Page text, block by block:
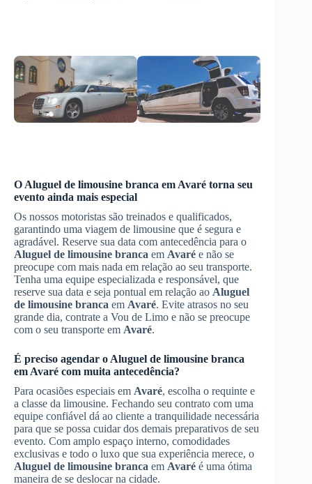
O Aluguel de limousine branca em Avaré torna seu
evento ainda mais especial
Os nossos motoristas são treinados e qualificados,
garantindo uma viagem de limousine que é segura e
agradável. Reserve sua data com antecedência para o
Aluguel de limousine branca em Avaré e não se
preocupe com mais nada em relação ao seu transporte.
Tenha uma equipe especializada e responsável, que
reserve sua data e seja pontual em relação ao Aluguel
de limousine branca em Avaré. Evite atrasos no seu
grande dia, contrate a Vou de Limo e não se preocupe
com o seu transporte em Avaré.
É preciso agendar o Aluguel de limousine branca
em Avaré com muita antecedência?
Para ocasiões especiais em Avaré, escolha o requinte e
a classe da limousine. Fechando seu contrato com uma
equipe confiável dá ao cliente a tranquilidade necessária
para que se possa cuidar dos demais preparativos de seu
evento. Com amplo espaço interno, comodidades
exclusivas e todo o luxo que sua experiência merece, o
Aluguel de limousine branca em Avaré é uma ótima
maneira de se deslocar na cidade.